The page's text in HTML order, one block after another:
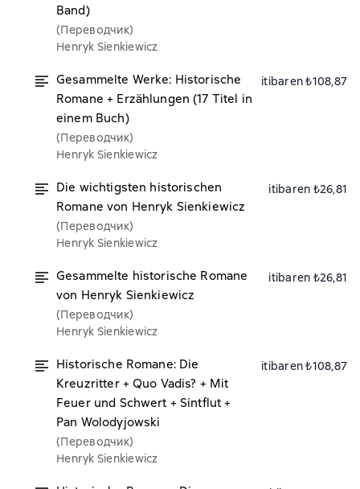
Band)
(Переводчик)
Henryk Sienkiewicz
Gesammelte Werke: Historische
Romane + Erzählungen (17 Titel in
einem Buch)
(Переводчик)
Henryk Sienkiewicz
itibaren ₺108,87
Die wichtigsten historischen
Romane von Henryk Sienkiewicz
(Переводчик)
Henryk Sienkiewicz
itibaren ₺26,81
Gesammelte historische Romane
von Henryk Sienkiewicz
(Переводчик)
Henryk Sienkiewicz
itibaren ₺26,81
Historische Romane: Die
Kreuzritter + Quo Vadis? + Mit
Feuer und Schwert + Sintflut +
Pan Wolodyjowski
(Переводчик)
Henryk Sienkiewicz
itibaren ₺108,87